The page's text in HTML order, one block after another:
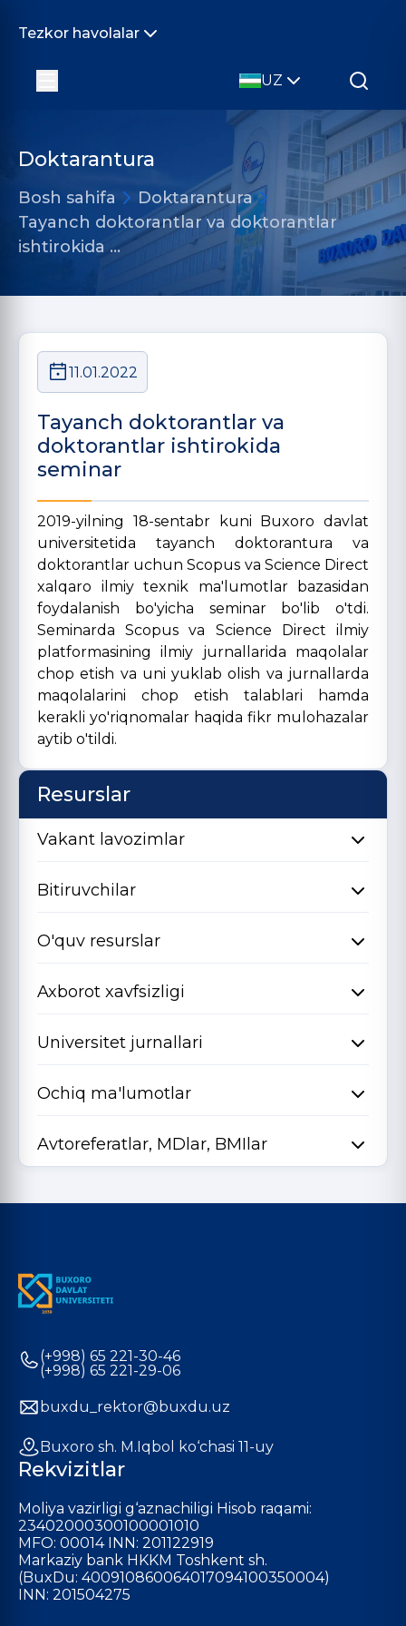
Tezkor havolalar
UZ
Doktarantura
Bosh sahifa
Doktarantura
Tayanch doktorantlar va doktorantlar
ishtirokida …
11.01.2022
Tayanch doktorantlar va
doktorantlar ishtirokida
seminar
2019-yilning 18-sentabr kuni Buxoro davlat
universitetida tayanch doktorantura va
doktorantlar uchun Scopus va Science Direct
xalqaro ilmiy texnik ma'lumotlar bazasidan
foydalanish bo'yicha seminar bo'lib o'tdi.
Seminarda Scopus va Science Direct ilmiy
platformasining ilmiy jurnallarida maqolalar
chop etish va uni yuklab olish va jurnallarda
maqolalarini chop etish talablari hamda
kerakli yo'riqnomalar haqida fikr mulohazalar
aytib o'tildi.
Resurslar
Vakant lavozimlar
Bitiruvchilar
O'quv resurslar
Axborot xavfsizligi
Universitet jurnallari
Ochiq ma'lumotlar
Avtoreferatlar, MDlar, BMIlar
(+998) 65 221-30-46
(+998) 65 221-29-06
buxdu_rektor@buxdu.uz
Buxoro sh. M.Iqbol ko‘chasi 11-uy
Rekvizitlar
Moliya vazirligi g‘aznachiligi Hisob raqami:
23402000300100001010
MFO: 00014 INN: 201122919
Markaziy bank HKKM Toshkent sh.
(BuxDu: 400910860064017094100350004)
INN: 201504275